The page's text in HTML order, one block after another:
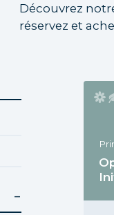
Découvrez
réservez et